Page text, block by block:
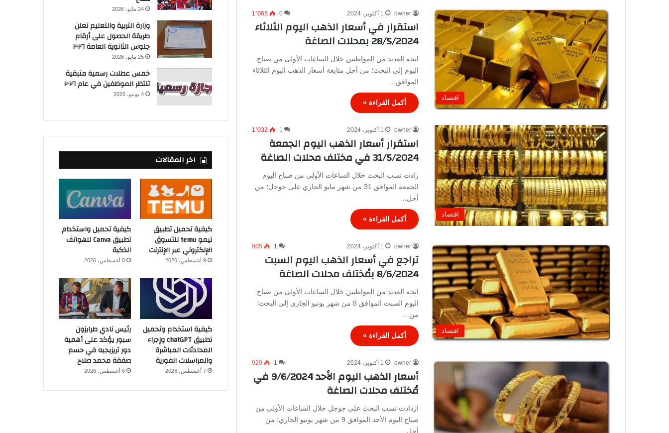
اقتصاد
owner 1 أكتوبر، 2024 0 1٬065
استقرار في أسعار الذهب اليوم الثلاثاء
28/5/2024 بمحلات الصاغة
اتجه العديد من المواطنين خلال الساعات الأولى من صباح
اليوم إلى البحث؛ من أجل متابعة أسعار الذهب اليوم الثلاثاء
الموافق…
أكمل القراءة »
اقتصاد
owner 1 أكتوبر، 2024 1 1٬032
استقرار أسعار الذهب اليوم الجمعة
31/5/2024 في مختلف محلات الصاغة
زادت نسب البحث خلال الساعات الأولى من صباح اليوم
الجمعة الموافق 31 من شهر مايو الجاري على جوجل؛ من
أجل…
أكمل القراءة »
اقتصاد
owner 1 أكتوبر، 2024 1
905
تراجع في أسعار الذهب اليوم السبت
8/6/2024 بمُختلف محلات الصاغة
اتجه العديد من المواطنين خلال الساعات الأولى من صباح
اليوم السبت الموافق 8 من شهر يونيو الجاري إلى البحث؛
من…
أكمل القراءة »
owner 1 أكتوبر، 2024 1
920
أسعار الذهب اليوم الأحد 9/6/2024 في
مُختلف محلات الصاغة
ازدادت نسب البحث على جوجل خلال الساعات الأولى من
صباح اليوم الأحد الموافق 9 من شهر يونيو الجاري؛ من
أجل…
24 مايو، 2026
وزارة التربية والتعليم تعلن
طريقة الحصول على أرقام
جلوس الثانوية العامة ٢٠٢٦
25 مايو، 2026
خمس عطلات رسمية متبقية
تنتظر الموظفين في عام ٢٠٢٦
4 يونيو، 2026
اخر المقالات
كيفية تحميل تطبيق
تيمو temu للتسوق
الإلكتروني عبر الإنترنت
9 أغسطس، 2026
كيفية تحميل واستخدام
تطبيق Canva للهواتف
الذكية
8 أغسطس، 2026
كيفية استخدام وتحميل
تطبيق chatGPT وإجراء
المحادثات المباشرة
والمراسلات الفورية
7 أغسطس، 2026
رئيس نادي طرابزون
سبور يؤكد على أهمية
دور تريزيجيه في حسم
صفقة محمد صلاح
6 أغسطس، 2026